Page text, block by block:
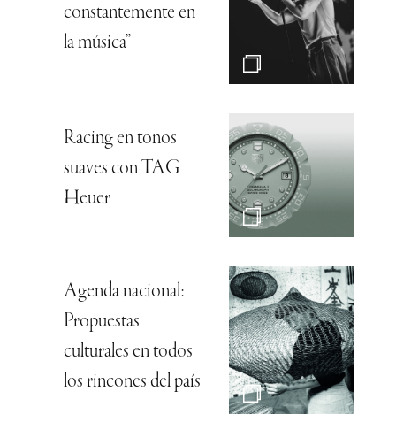
constantemente en
la música”
Racing en tonos
suaves con TAG
Heuer
Agenda nacional:
Propuestas
culturales en todos
los rincones del país